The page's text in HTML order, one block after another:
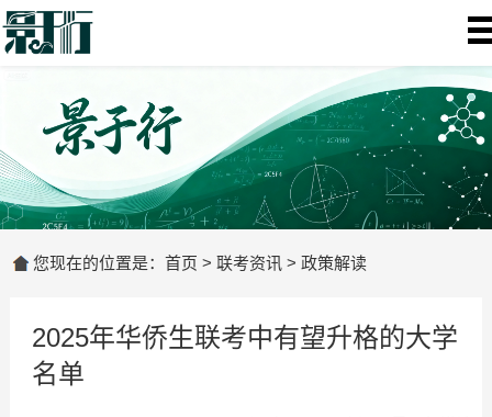
您现在的位置是： 首页 > 联考资讯 > 政策解读
2025年华侨生联考中有望升格的大学
名单